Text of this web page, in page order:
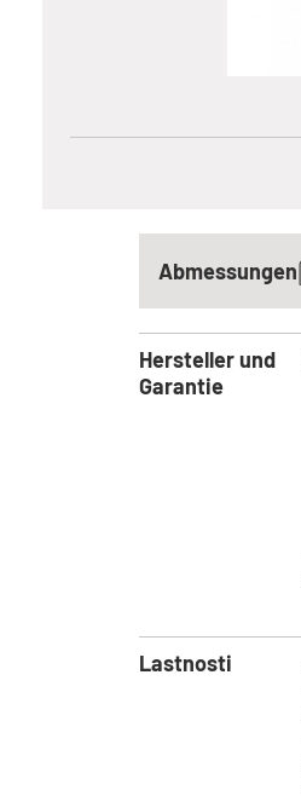
Abmessungen
Hersteller und
Garantie
Lastnosti